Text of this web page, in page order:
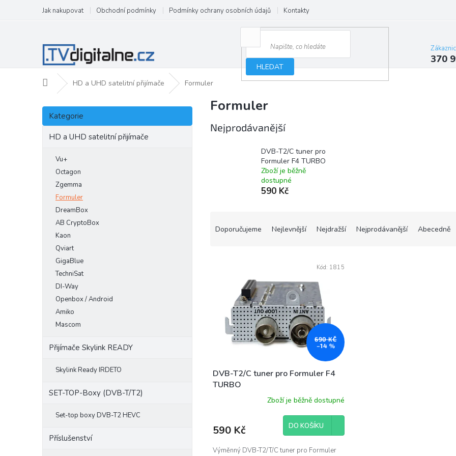
obsah
Jak nakupovat Obchodní podmínky Podmínky ochrany osobních údajů Kontakty
HLEDAT
370
Domů HD a UHD satelitní přijímače Formuler
P
s
Přeskočit
kategorie
Kategorie
HD a UHD satelitní přijímače
Vu+
Octagon
Zgemma
Formuler
DreamBox
AB CryptoBox
Kaon
Qviart
GigaBlue
TechniSat
DI-Way
Openbox / Android
Amiko
Mascom
Přijímače Skylink READY
Skylink Ready IRDETO
SET-TOP-Boxy (DVB-T/T2)
Set-top boxy DVB-T2 HEVC
Příslušenství
Formuler
Nejprodávanější
DVB-T2/C tuner pro
Formuler F4 TURBO
Zboží je běžně
dostupné
590 Kč
Doporučujeme Nejlevnější Nejdražší Nejprodávanější Abecedně
k
t
690 KČ
–14 %
DVB-T2/C tuner pro Formuler F4
TURBO
Zboží je běžně dostupné
590 Kč DO KOŠÍKU
Výměnný DVB-T2/T/C tuner pro Formuler
Kód: 1815